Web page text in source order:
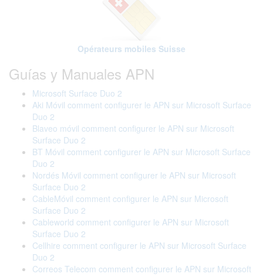
Opérateurs mobiles Suisse
Guías y Manuales APN
Microsoft Surface Duo 2
Aki Móvil comment configurer le APN sur Microsoft Surface
Duo 2
Blaveo móvil comment configurer le APN sur Microsoft
Surface Duo 2
BT Móvil comment configurer le APN sur Microsoft Surface
Duo 2
Nordés Móvil comment configurer le APN sur Microsoft
Surface Duo 2
CableMóvil comment configurer le APN sur Microsoft
Surface Duo 2
Cableworld comment configurer le APN sur Microsoft
Surface Duo 2
Cellhire comment configurer le APN sur Microsoft Surface
Duo 2
Correos Telecom comment configurer le APN sur Microsoft